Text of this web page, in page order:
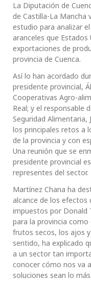
La Diputación de
de Castilla-La Mancha
estudio para analizar
aranceles que
exportaciones de
provincia de Cuenca.
Así lo han acordado
presidente provincial,
Cooperativas Agro-
Real; y el responsable
Seguridad Alimentaria,
los principales retos a
de la provincia y con
Una reunión que se
presidente provincial
representes del sector.
Martínez Chana ha
alcance de los efectos
impuestos por Donald
para la provincia
frutos secos, los ajos
sentido, ha explicado
a un sector tan
conocer cómo nos va
soluciones sean lo